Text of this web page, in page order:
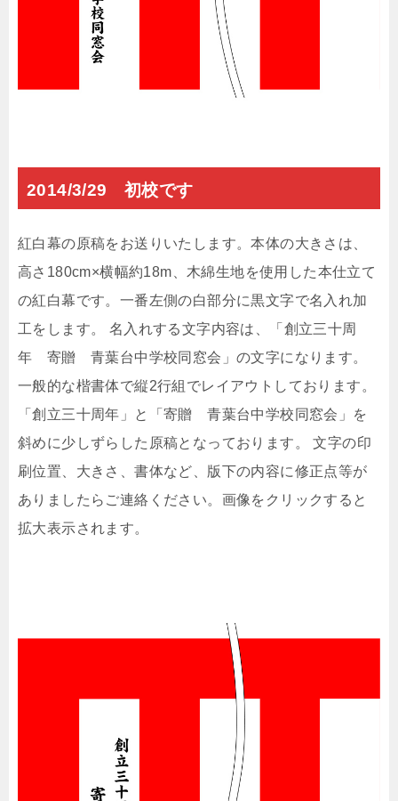
2014/3/29 初校です
紅白幕の原稿をお送りいたします。本体の大きさは、
高さ180cm×横幅約18m、木綿生地を使用した本仕立て
の紅白幕です。一番左側の白部分に黒文字で名入れ加
工をします。 名入れする文字内容は、「創立三十周
年 寄贈 青葉台中学校同窓会」の文字になります。
一般的な楷書体で縦2行組でレイアウトしております。
「創立三十周年」と「寄贈 青葉台中学校同窓会」を
斜めに少しずらした原稿となっております。 文字の印
刷位置、大きさ、書体など、版下の内容に修正点等が
ありましたらご連絡ください。画像をクリックすると
拡大表示されます。